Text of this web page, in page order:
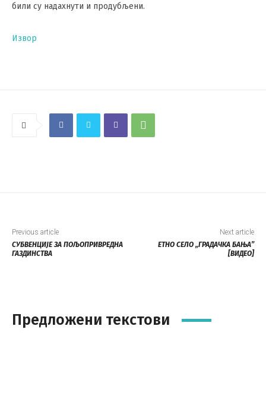
били су надахнути и продубљени.
Извор
Previous article
СУБВЕНЦИЈЕ ЗА ПОЉОПРИВРЕДНА
ГАЗДИНСТВА
Next article
ЕТНО СЕЛО „ГРАДАЧКА БАЊА”
[ВИДЕО]
Предложени текстови